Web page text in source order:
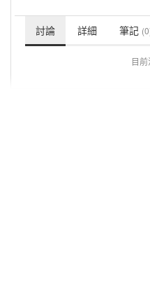
討論 詳細 筆記
目